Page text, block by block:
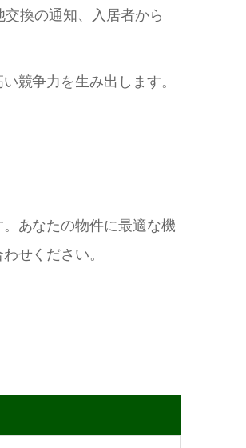
換の通知、入居者から
競争力を生み出します。
あなたの物件に最適な機
せください。